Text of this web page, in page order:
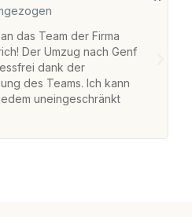
das Team der Firma
Der Umzug nach Genf
dank der
des Teams. Ich kann
uneingeschränkt